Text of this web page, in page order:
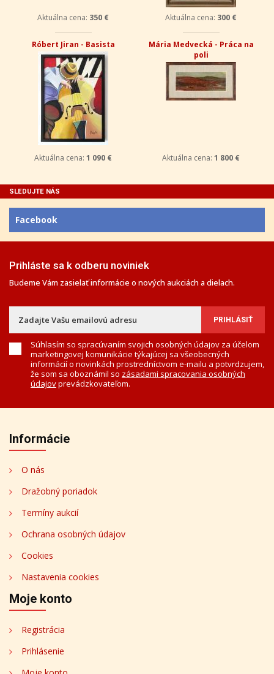
Aktuálna cena: 350 € Aktuálna cena: 300 €
Róbert Jiran - Basista
Aktuálna cena: 1 090 €
Mária Medvecká - Práca na
poli
Aktuálna cena: 1 800 €
SLEDUJTE NÁS
Facebook
Prihláste sa k odberu noviniek
Budeme Vám zasielať informácie o nových aukciách a dielach.
Súhlasím so spracúvaním svojich osobných údajov za účelom
marketingovej komunikácie týkajúcej sa všeobecných
informácií o novinkách prostredníctvom e-mailu a potvrdzujem,
že som sa oboznámil so zásadami spracovania osobných
údajovprevádzkovateľom.
Informácie
O nás
Dražobný poriadok
Termíny aukcií
Ochrana osobných údajov
Cookies
Nastavenia cookies
Moje konto
Registrácia
Prihlásenie